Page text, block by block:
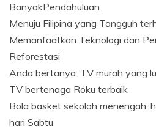
BanyakPendahuluan
Menuju Filipina yang Tangguh
Memanfaatkan Teknologi dan
Reforestasi
Anda bertanya: TV murah yang
TV bertenaga Roku terbaik
Bola basket sekolah menengah:
hari Sabtu